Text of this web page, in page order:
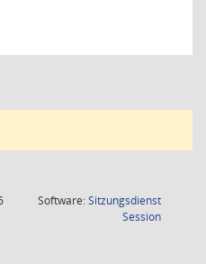
Software:Sitzungsdienst
Session(Wird in